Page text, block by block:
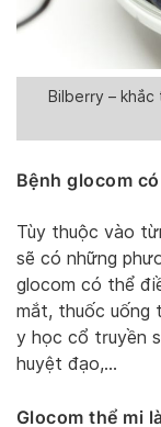
Bilberry –
Bệnh glocom
Tùy thuộc vào
sẽ có những
glocom có thể
mắt, thuốc uống
y học cổ truyền
huyệt đạo,…
Glocom thể mi